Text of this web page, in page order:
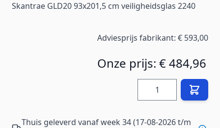
Skantrae GLD20 93x201,5 cm veiligheidsglas 2240
Adviesprijs fabrikant: € 593,00
Onze prijs: € 484,96
Hoeveelheid
Thuis geleverd vanaf week 34 (17-08-2026 t/m